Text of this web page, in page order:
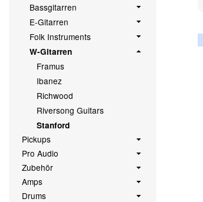
Bassgitarren
E-Gitarren
Folk Instruments
W-Gitarren
Framus
Ibanez
Richwood
Riversong Guitars
Stanford
Pickups
Pro Audio
Zubehör
Amps
Drums